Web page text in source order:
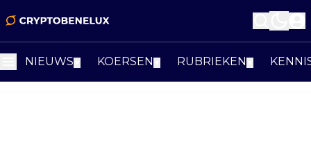
NIEUWS KOERSEN RUBRIEKEN